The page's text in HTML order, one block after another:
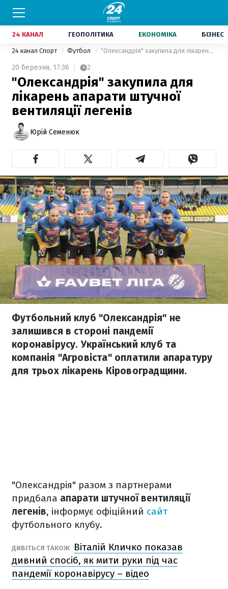
24 КАНАЛ ГЕОПОЛІТИКА ЕКОНОМІКА БІЗНЕС
24 канал Спорт Футбол "Олександрія" закупила для лікарень апарати штучної вентиляції легенів
20 березня, 17:36 2
"Олександрія" закупила для
лікарень апарати штучної
вентиляції легенів
Юрій Семенюк
Футбольний клуб "Олександрія" не
залишився в стороні пандемії
коронавірусу. Український клуб та
компанія "Агровіста" оплатили апаратуру
для трьох лікарень Кіровоградщини.
"Олександрія" разом з партнерами
придбала апарати штучної вентиляції
легенів, інформує офіційний сайт
футбольного клубу.
ДИВІТЬСЯ ТАКОЖ
Віталій Кличко показав
дивний спосіб, як мити руки під час
пандемії коронавірусу – відео